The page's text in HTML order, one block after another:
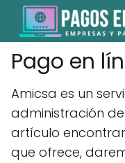
Pago en
Amicsa es un
administración
artículo
que ofrece,